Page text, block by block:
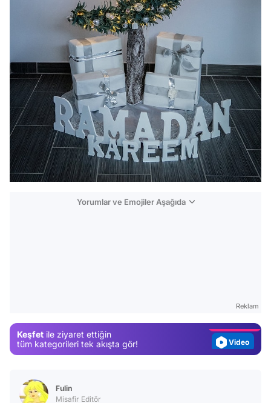
Yorumlar ve Emojiler Aşağıda
Reklam
Keşfet ile ziyaret ettiğin
tüm kategorileri tek akışta gör!
Video
Fulin
Misafir Editör